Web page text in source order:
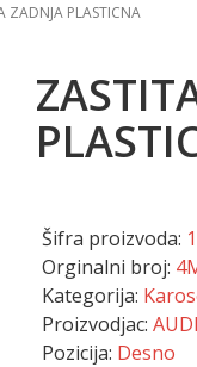
ZADNJA PLASTICNA
Šifra proizvoda:
Orginalni broj:
Kategorija:
Proizvodjac: AUDI
Pozicija: Desno